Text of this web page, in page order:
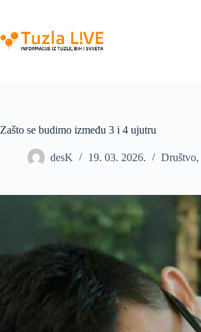
content
Zašto se budimo između 3 i 4 ujutru
desK 19. 03. 2026. Društvo,